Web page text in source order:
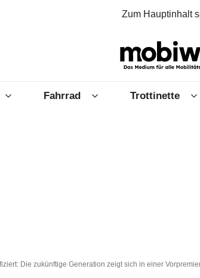
Zum Hauptinhalt
Fahrrad Trottinette
Die zukünftige Generation zeigt sich in einer